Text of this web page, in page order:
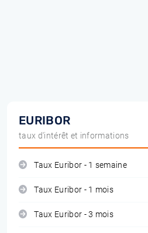
EURIBOR
taux d'intérêt et informations
Taux Euribor - 1 semaine
Taux Euribor - 1 mois
Taux Euribor - 3 mois